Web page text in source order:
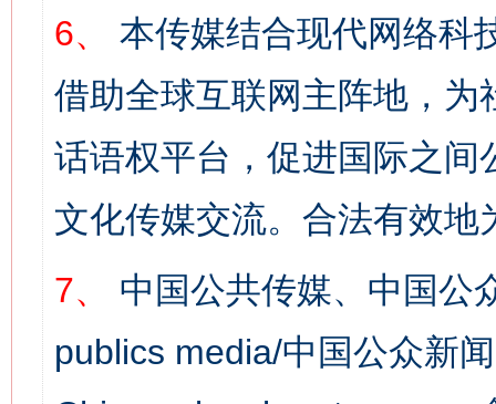
6、
本传媒结合现代网络科
借助全球互联网主阵地，
话语权平台，促进国际之
文化传媒交流。合法有效地
7、
中国公共传媒、中国公
publics media/中国公众新